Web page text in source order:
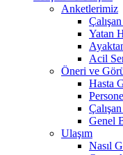
Anketlerimiz
Yatan
Acil
Öneri ve
Hasta
Genel
Ulaşım
Nasıl